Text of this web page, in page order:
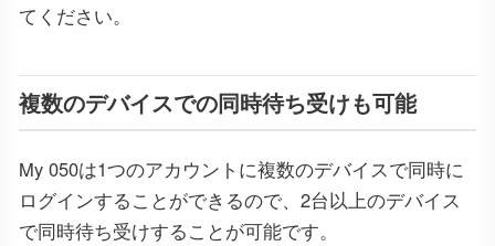
てください。
複数のデバイスでの同時待ち受けも可能
My 050は1つのアカウントに複数のデバイスで同時に
ログインすることができるので、2台以上のデバイス
で同時待ち受けすることが可能です。